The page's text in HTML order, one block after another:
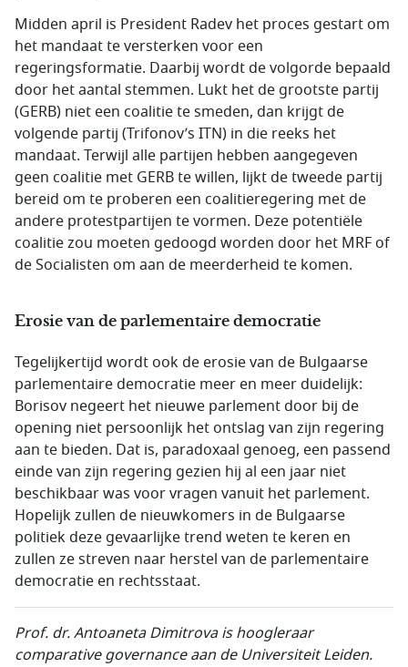
Midden april is President Radev het proces gestart om
het mandaat te versterken voor een
regeringsformatie. Daarbij wordt de volgorde bepaald
door het aantal stemmen. Lukt het de grootste partij
(GERB) niet een coalitie te smeden, dan krijgt de
volgende partij (Trifonov’s ITN) in die reeks het
mandaat. Terwijl alle partijen hebben aangegeven
geen coalitie met GERB te willen, lijkt de tweede partij
bereid om te proberen een coalitieregering met de
andere protestpartijen te vormen. Deze potentiële
coalitie zou moeten gedoogd worden door het MRF of
de Socialisten om aan de meerderheid te komen.
Erosie van de parlementaire democratie
Tegelijkertijd wordt ook de erosie van de Bulgaarse
parlementaire democratie meer en meer duidelijk:
Borisov negeert het nieuwe parlement door bij de
opening niet persoonlijk het ontslag van zijn regering
aan te bieden. Dat is, paradoxaal genoeg, een passend
einde van zijn regering gezien hij al een jaar niet
beschikbaar was voor vragen vanuit het parlement.
Hopelijk zullen de nieuwkomers in de Bulgaarse
politiek deze gevaarlijke trend weten te keren en
zullen ze streven naar herstel van de parlementaire
democratie en rechtsstaat.
Prof. dr. Antoaneta Dimitrova is hoogleraar
comparative governance aan de Universiteit Leiden.